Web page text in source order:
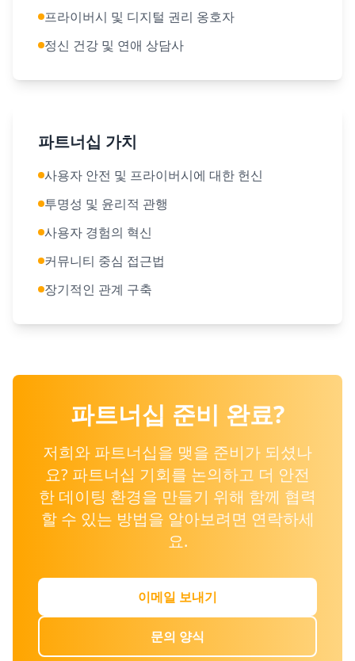
프라이버시 및 디지털 권리 옹호자
정신 건강 및 연애 상담사
파트너십 가치
사용자 안전 및 프라이버시에 대한 헌신
투명성 및 윤리적 관행
사용자 경험의 혁신
커뮤니티 중심 접근법
장기적인 관계 구축
파트너십 준비 완료?
저희와 파트너십을 맺을 준비가 되셨나
요? 파트너십 기회를 논의하고 더 안전
한 데이팅 환경을 만들기 위해 함께 협력
할 수 있는 방법을 알아보려면 연락하세
요.
이메일 보내기
문의 양식